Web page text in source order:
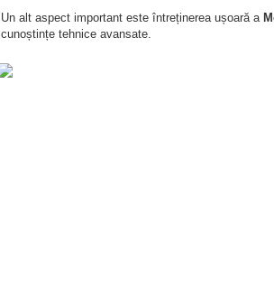
Un alt aspect important este întreținerea ușoară a
cunoștințe tehnice avansate.